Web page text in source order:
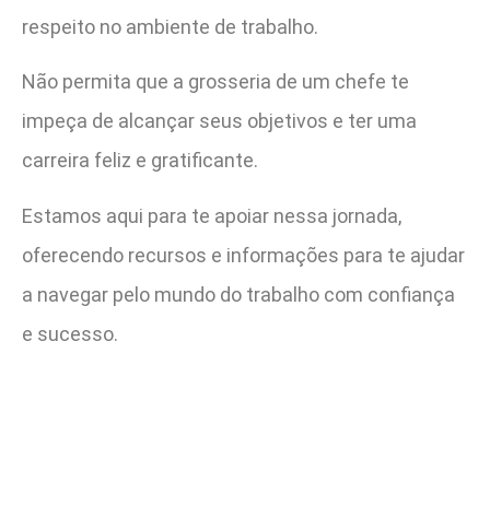
respeito no ambiente de trabalho.
Não permita que a grosseria de um chefe te
impeça de alcançar seus objetivos e ter uma
carreira feliz e gratificante.
Estamos aqui para te apoiar nessa jornada,
oferecendo recursos e informações para te ajudar
a navegar pelo mundo do trabalho com confiança
e sucesso.